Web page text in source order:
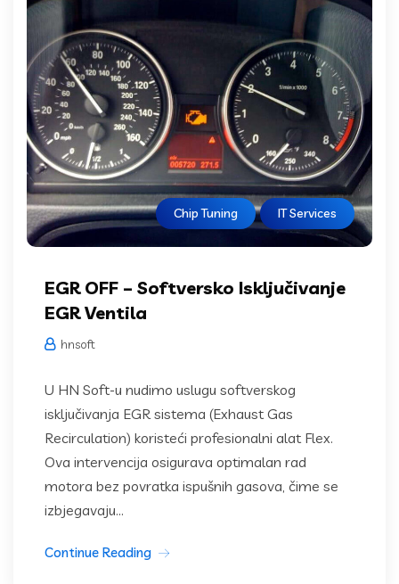
Chip Tuning IT Services
EGR OFF – Softversko Isključivanje
EGR Ventila
hnsoft
U HN Soft-u nudimo uslugu softverskog
isključivanja EGR sistema (Exhaust Gas
Recirculation) koristeći profesionalni alat Flex.
Ova intervencija osigurava optimalan rad
motora bez povratka ispušnih gasova, čime se
izbjegavaju...
Continue Reading